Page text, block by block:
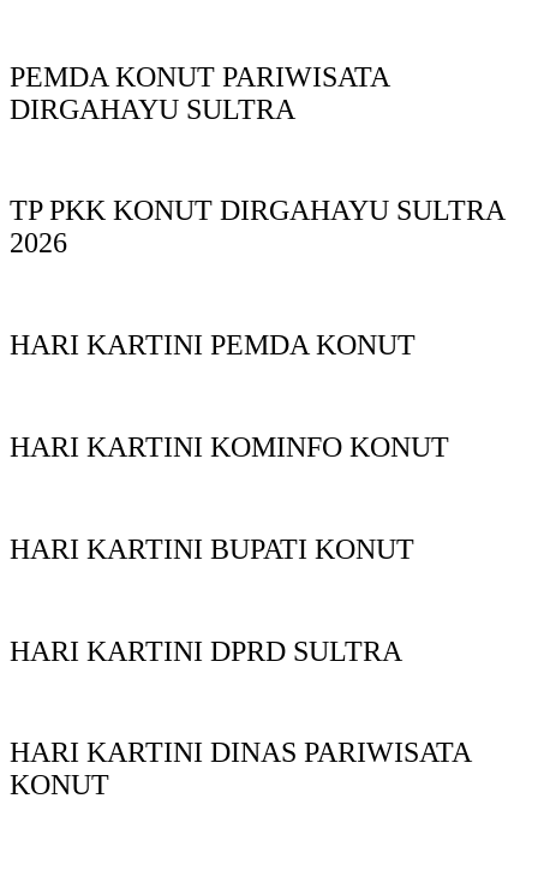
PEMDA KONUT PARIWISATA
DIRGAHAYU SULTRA
TP PKK KONUT DIRGAHAYU SULTRA
2026
HARI KARTINI PEMDA KONUT
HARI KARTINI KOMINFO KONUT
HARI KARTINI BUPATI KONUT
HARI KARTINI DPRD SULTRA
HARI KARTINI DINAS PARIWISATA
KONUT